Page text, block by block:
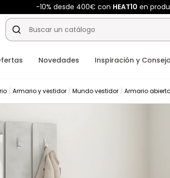
-10% desde 400€ conHEAT10 en
Novedades Inspiración y
Armario y vestidor Mundo vestidor Armario